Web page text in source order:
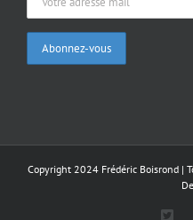
Copyright 2024 Frédéric Boisrond |